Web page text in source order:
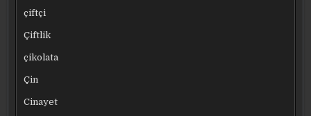
çiftçi
Çiftlik
çikolata
Çin
Cinayet